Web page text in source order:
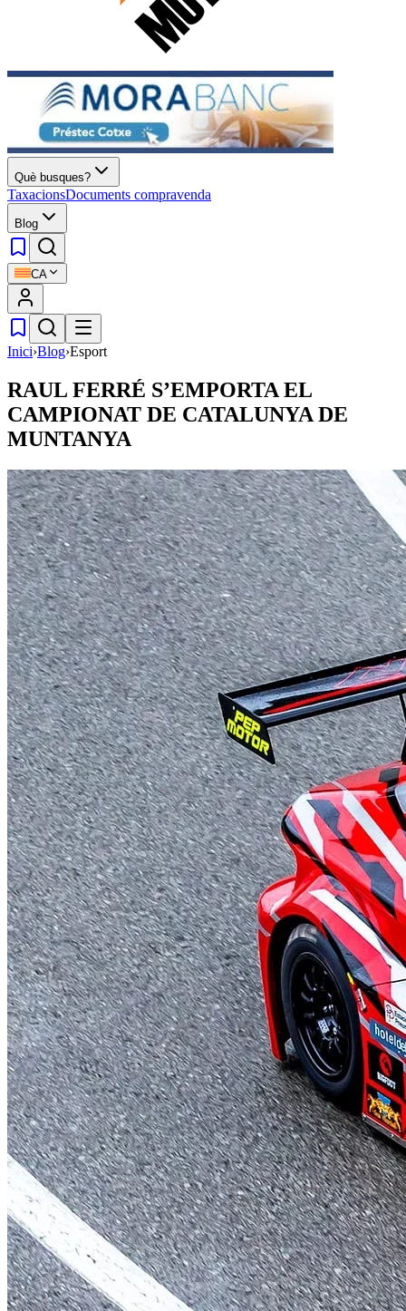
Què busques?
TaxacionsDocuments compravenda
Blog
CA
Inici›Blog›Esport
RAUL FERRÉ S’EMPORTA EL
CAMPIONAT DE CATALUNYA DE
MUNTANYA